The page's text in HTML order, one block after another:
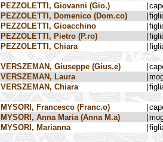
PEZZOLETTI, Giovanni (Gio.)
PEZZOLETTI, Domenico (Dom.co)
PEZZOLETTI, Gioacchino
PEZZOLETTI, Pietro (P.ro)
PEZZOLETTI, Chiara
VERSZEMAN, Giuseppe (Gius.e)
VERSZEMAN, Laura
VERSZEMAN, Chiara
MYSORI, Francesco (Franc.o)
MYSORI, Anna Maria (Anna M.a)
MYSORI, Marianna